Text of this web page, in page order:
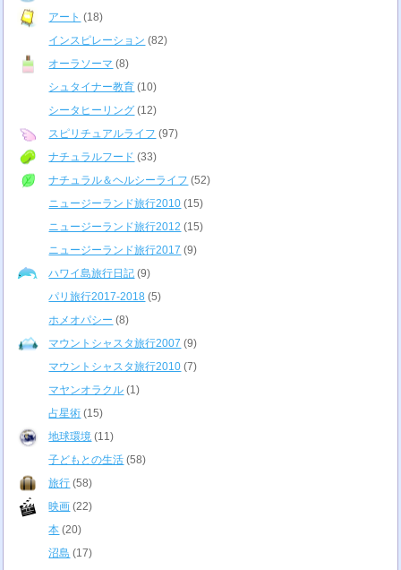
アート (18)
インスピレーション (82)
オーラソーマ (8)
シュタイナー教育 (10)
シータヒーリング (12)
スピリチュアルライフ (97)
ナチュラルフード (33)
ナチュラル＆ヘルシーライフ (52)
ニュージーランド旅行2010 (15)
ニュージーランド旅行2012 (15)
ニュージーランド旅行2017 (9)
ハワイ島旅行日記 (9)
パリ旅行2017-2018 (5)
ホメオパシー (8)
マウントシャスタ旅行2007 (9)
マウントシャスタ旅行2010 (7)
マヤンオラクル (1)
占星術 (15)
地球環境 (11)
子どもとの生活 (58)
旅行 (58)
映画 (22)
本 (20)
沼島 (17)